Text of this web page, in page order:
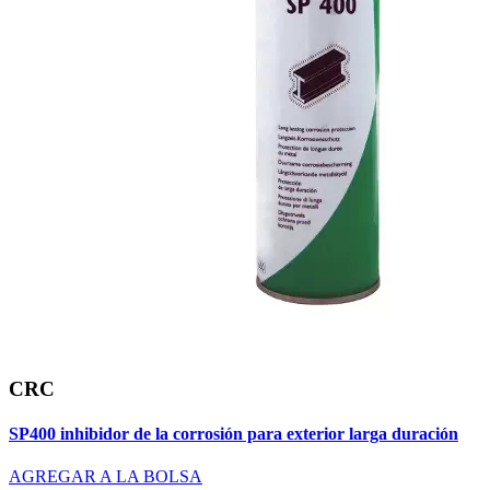
CRC
SP400 inhibidor de la corrosión para exterior larga duración
AGREGAR A LA BOLSA